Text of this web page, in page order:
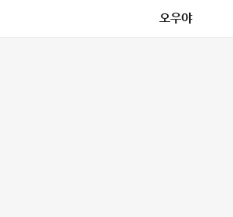
오우야